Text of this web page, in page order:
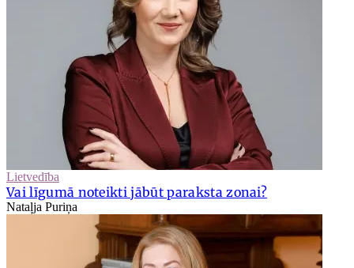
Lietvedība
Vai līgumā noteikti jābūt paraksta zonai?
Nataļja Puriņa